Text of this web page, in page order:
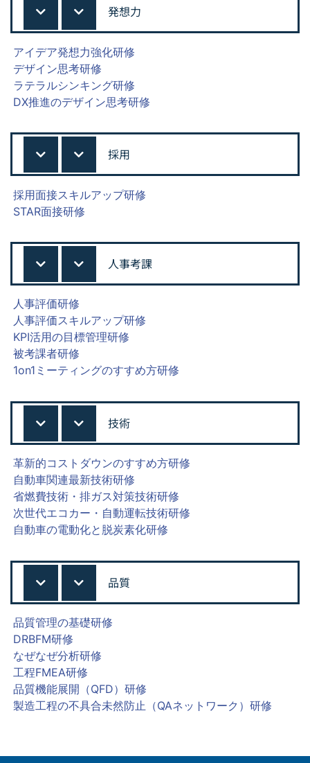
発想力
アイデア発想力強化研修
デザイン思考研修
ラテラルシンキング研修
DX推進のデザイン思考研修
採用
採用面接スキルアップ研修
STAR面接研修
人事考課
人事評価研修
人事評価スキルアップ研修
KPI活用の目標管理研修
被考課者研修
1on1ミーティングのすすめ方研修
技術
革新的コストダウンのすすめ方研修
自動車関連最新技術研修
省燃費技術・排ガス対策技術研修
次世代エコカー・自動運転技術研修
自動車の電動化と脱炭素化研修
品質
品質管理の基礎研修
DRBFM研修
なぜなぜ分析研修
工程FMEA研修
品質機能展開（QFD）研修
製造工程の不具合未然防止（QAネットワーク）研修